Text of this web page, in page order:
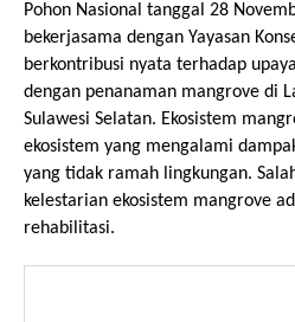
Pohon Nasional tanggal 28
bekerjasama dengan Yayasan
berkontribusi nyata terhadap
dengan penanaman mangrove di
Sulawesi Selatan. Ekosistem
ekosistem yang mengalami
yang tidak ramah lingkungan.
kelestarian ekosistem mangrove
rehabilitasi.